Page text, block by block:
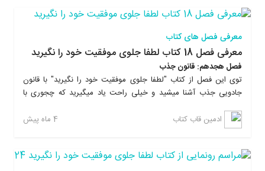
معرفی فصل های کتاب
معرفی فصل 18 کتاب لطفا جلوی موفقیت خود را نگیرید
فصل هجدهم: قانون جذب
توی این فصل از کتاب "لطفا جلوی موفقیت خود را نگیرید" با قانون
جادویی جذب آشنا میشید و خیلی راحت یاد میگیرید که چجوری با
های ناخوشایند دوری کنید. علاوه بر این با تمرینات عملی ماندگاری
آموخته هاتون رو توی ذهنتون تا چندین برابر افزایش میدید. با خوندن
رفتن به همایش های پرهزینه، زندگیتون رو تغییر بدید، به موفقیت
ادمین قاب کتاب 4 ماه پیش